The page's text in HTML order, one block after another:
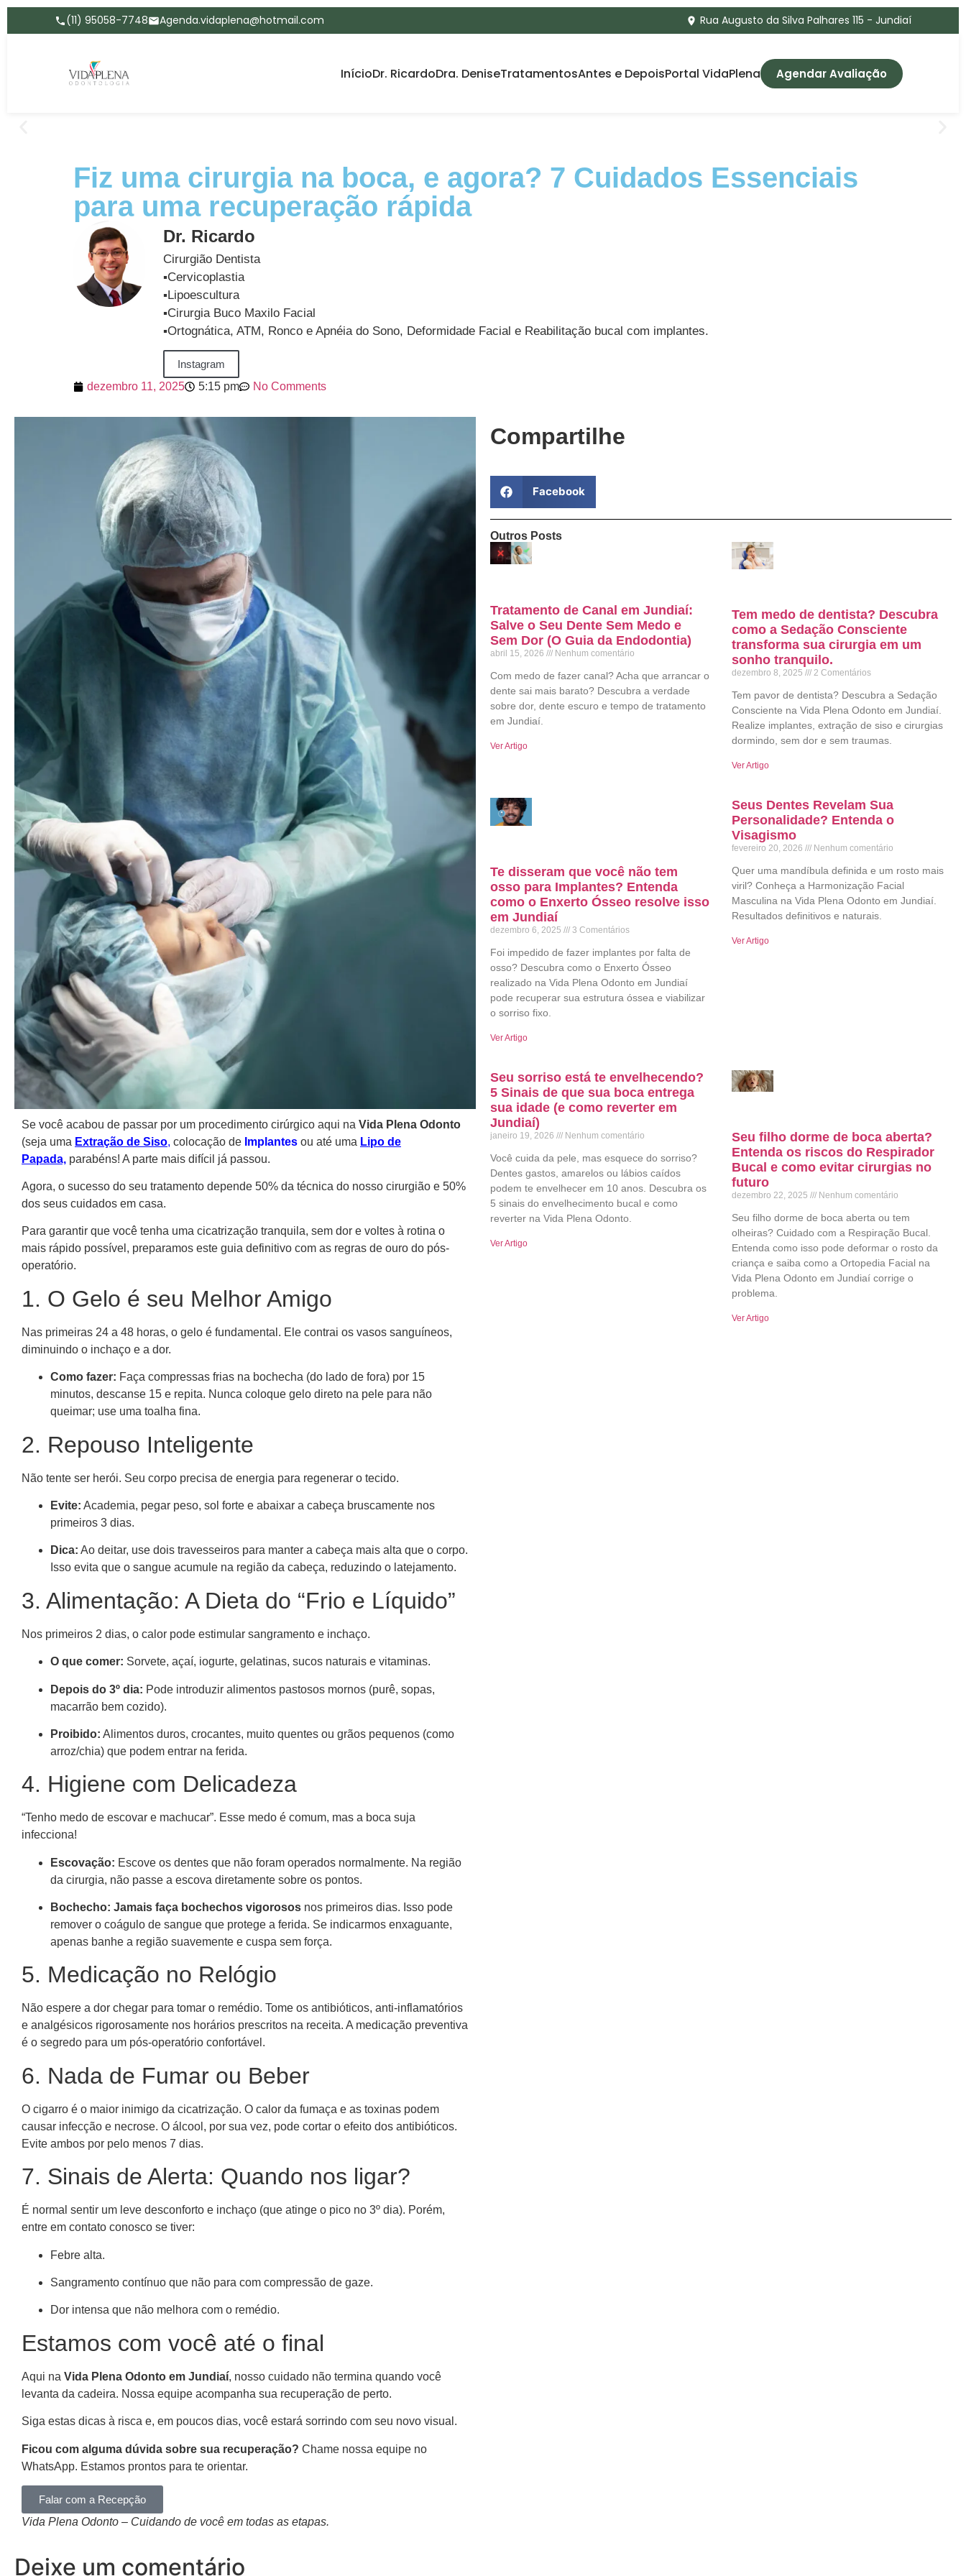
(11) 95058-7748 Agenda.vidaplena@hotmail.com Rua Augusto da Silva Palhares 115 - Jundiaí
InícioDr. RicardoDra. DeniseTratamentosAntes e DepoisPortal VidaPlena Agendar Avaliação
Fiz uma cirurgia na boca, e agora? 7 Cuidados Essenciais
para uma recuperação rápida
Dr. Ricardo
Cirurgião Dentista
▪️Cervicoplastia
▪️Lipoescultura
▪️Cirurgia Buco Maxilo Facial
▪️Ortognática, ATM, Ronco e Apnéia do Sono, Deformidade Facial e Reabilitação bucal com implantes.
Instagram
dezembro 11, 2025
5:15 pm No Comments
Se você acabou de passar por um procedimento cirúrgico aqui na Vida Plena Odonto
(seja uma Extração de Siso, colocação de Implantes ou até uma Lipo de
Papada, parabéns! A parte mais difícil já passou.
Agora, o sucesso do seu tratamento depende 50% da técnica do nosso cirurgião e 50%
dos seus cuidados em casa.
Para garantir que você tenha uma cicatrização tranquila, sem dor e voltes à rotina o
mais rápido possível, preparamos este guia definitivo com as regras de ouro do pós-
operatório.
1. O Gelo é seu Melhor Amigo
Nas primeiras 24 a 48 horas, o gelo é fundamental. Ele contrai os vasos sanguíneos,
diminuindo o inchaço e a dor.
Como fazer: Faça compressas frias na bochecha (do lado de fora) por 15
minutos, descanse 15 e repita. Nunca coloque gelo direto na pele para não
queimar; use uma toalha fina.
2. Repouso Inteligente
Não tente ser herói. Seu corpo precisa de energia para regenerar o tecido.
Evite: Academia, pegar peso, sol forte e abaixar a cabeça bruscamente nos
primeiros 3 dias.
Dica: Ao deitar, use dois travesseiros para manter a cabeça mais alta que o corpo.
Isso evita que o sangue acumule na região da cabeça, reduzindo o latejamento.
3. Alimentação: A Dieta do “Frio e Líquido”
Nos primeiros 2 dias, o calor pode estimular sangramento e inchaço.
O que comer: Sorvete, açaí, iogurte, gelatinas, sucos naturais e vitaminas.
Depois do 3º dia: Pode introduzir alimentos pastosos mornos (purê, sopas,
macarrão bem cozido).
Proibido: Alimentos duros, crocantes, muito quentes ou grãos pequenos (como
arroz/chia) que podem entrar na ferida.
4. Higiene com Delicadeza
“Tenho medo de escovar e machucar”. Esse medo é comum, mas a boca suja
infecciona!
Escovação: Escove os dentes que não foram operados normalmente. Na região
da cirurgia, não passe a escova diretamente sobre os pontos.
Bochecho: Jamais faça bochechos vigorosos nos primeiros dias. Isso pode
remover o coágulo de sangue que protege a ferida. Se indicarmos enxaguante,
apenas banhe a região suavemente e cuspa sem força.
5. Medicação no Relógio
Não espere a dor chegar para tomar o remédio. Tome os antibióticos, anti-inflamatórios
e analgésicos rigorosamente nos horários prescritos na receita. A medicação preventiva
é o segredo para um pós-operatório confortável.
6. Nada de Fumar ou Beber
O cigarro é o maior inimigo da cicatrização. O calor da fumaça e as toxinas podem
causar infecção e necrose. O álcool, por sua vez, pode cortar o efeito dos antibióticos.
Evite ambos por pelo menos 7 dias.
7. Sinais de Alerta: Quando nos ligar?
É normal sentir um leve desconforto e inchaço (que atinge o pico no 3º dia). Porém,
entre em contato conosco se tiver:
Febre alta.
Sangramento contínuo que não para com compressão de gaze.
Dor intensa que não melhora com o remédio.
Estamos com você até o final
Aqui na Vida Plena Odonto em Jundiaí, nosso cuidado não termina quando você
levanta da cadeira. Nossa equipe acompanha sua recuperação de perto.
Siga estas dicas à risca e, em poucos dias, você estará sorrindo com seu novo visual.
Ficou com alguma dúvida sobre sua recuperação? Chame nossa equipe no
WhatsApp. Estamos prontos para te orientar.
Falar com a Recepção
Vida Plena Odonto – Cuidando de você em todas as etapas.
Deixe um comentário
Compartilhe
Facebook
Outros Posts
Tratamento de Canal em Jundiaí:
Salve o Seu Dente Sem Medo e
Sem Dor (O Guia da Endodontia)
abril 15, 2026 Nenhum comentário
Com medo de fazer canal? Acha que arrancar o
dente sai mais barato? Descubra a verdade
sobre dor, dente escuro e tempo de tratamento
em Jundiaí.
Ver Artigo
Tem medo de dentista? Descubra
como a Sedação Consciente
transforma sua cirurgia em um
sonho tranquilo.
dezembro 8, 2025 2 Comentários
Tem pavor de dentista? Descubra a Sedação
Consciente na Vida Plena Odonto em Jundiaí.
Realize implantes, extração de siso e cirurgias
dormindo, sem dor e sem traumas.
Ver Artigo
Te disseram que você não tem
osso para Implantes? Entenda
como o Enxerto Ósseo resolve isso
em Jundiaí
dezembro 6, 2025 3 Comentários
Foi impedido de fazer implantes por falta de
osso? Descubra como o Enxerto Ósseo
realizado na Vida Plena Odonto em Jundiaí
pode recuperar sua estrutura óssea e viabilizar
o sorriso fixo.
Ver Artigo
Seus Dentes Revelam Sua
Personalidade? Entenda o
Visagismo
fevereiro 20, 2026 Nenhum comentário
Quer uma mandíbula definida e um rosto mais
viril? Conheça a Harmonização Facial
Masculina na Vida Plena Odonto em Jundiaí.
Resultados definitivos e naturais.
Ver Artigo
Seu sorriso está te envelhecendo?
5 Sinais de que sua boca entrega
sua idade (e como reverter em
Jundiaí)
janeiro 19, 2026 Nenhum comentário
Você cuida da pele, mas esquece do sorriso?
Dentes gastos, amarelos ou lábios caídos
podem te envelhecer em 10 anos. Descubra os
5 sinais do envelhecimento bucal e como
reverter na Vida Plena Odonto.
Ver Artigo
Seu filho dorme de boca aberta?
Entenda os riscos do Respirador
Bucal e como evitar cirurgias no
futuro
dezembro 22, 2025 Nenhum comentário
Seu filho dorme de boca aberta ou tem
olheiras? Cuidado com a Respiração Bucal.
Entenda como isso pode deformar o rosto da
criança e saiba como a Ortopedia Facial na
Vida Plena Odonto em Jundiaí corrige o
problema.
Ver Artigo